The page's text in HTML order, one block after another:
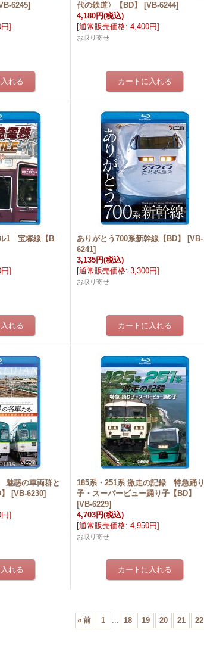
6245]
円]
代の鉄道〉【BD】
[VB-6244]
4,180円(税込)
[通常販売価格: 4,400円]
お取り寄せ
1 宝塚線【B
円]
ありがとう700系新幹線【BD】 [VB-
6241]
3,135円(税込)
[通常販売価格: 3,300円]
お取り寄せ
魅惑の車両群と
[VB-6230]
円]
185系・251系 激走の記録 特急踊り
子・スーパービュー踊り子【BD】
[VB-6229]
4,703円(税込)
[通常販売価格: 4,950円]
お取り寄せ
« 前 1 ... 18 19 20 21 22